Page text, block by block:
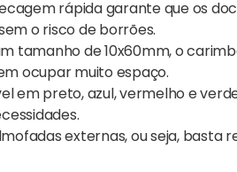
rápida garante que os
o risco de borrões.
tamanho de 10x60mm, o
ocupar muito espaço.
em preto, azul, vermelho e
externas, ou seja,